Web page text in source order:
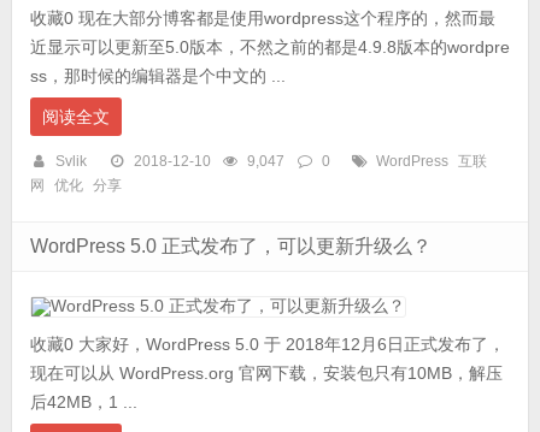
收藏0 现在大部分博客都是使用wordpress这个程序的，然而最
近显示可以更新至5.0版本，不然之前的都是4.9.8版本的wordpre
ss，那时候的编辑器是个中文的 ...
阅读全文
Svlik 2018-12-10 9,047 0 WordPress 互联
网
优化 分享
WordPress 5.0 正式发布了，可以更新升级么？
收藏0 大家好，WordPress 5.0 于 2018年12月6日正式发布了，
现在可以从 WordPress.org 官网下载，安装包只有10MB，解压
后42MB，1 ...